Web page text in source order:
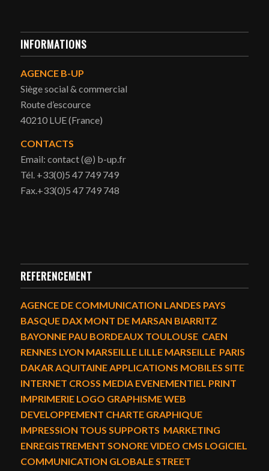
INFORMATIONS
AGENCE B-UP
Siège social & commercial
Route d’escource
40210 LUE (France)
CONTACTS
Email: contact (@) b-up.fr
Tél. +33(0)5 47 749 749
Fax.+33(0)5 47 749 748
REFERENCEMENT
AGENCE DE COMMUNICATION LANDES PAYS
BASQUE DAX MONT DE MARSAN BIARRITZ
BAYONNE PAU BORDEAUX TOULOUSE CAEN
RENNES LYON MARSEILLE LILLE MARSEILLE PARIS
DAKAR AQUITAINE APPLICATIONS MOBILES SITE
INTERNET CROSS MEDIA EVENEMENTIEL PRINT
IMPRIMERIE LOGO GRAPHISME WEB
DEVELOPPEMENT CHARTE GRAPHIQUE
IMPRESSION TOUS SUPPORTS MARKETING
ENREGISTREMENT SONORE VIDEO CMS LOGICIEL
COMMUNICATION GLOBALE STREET